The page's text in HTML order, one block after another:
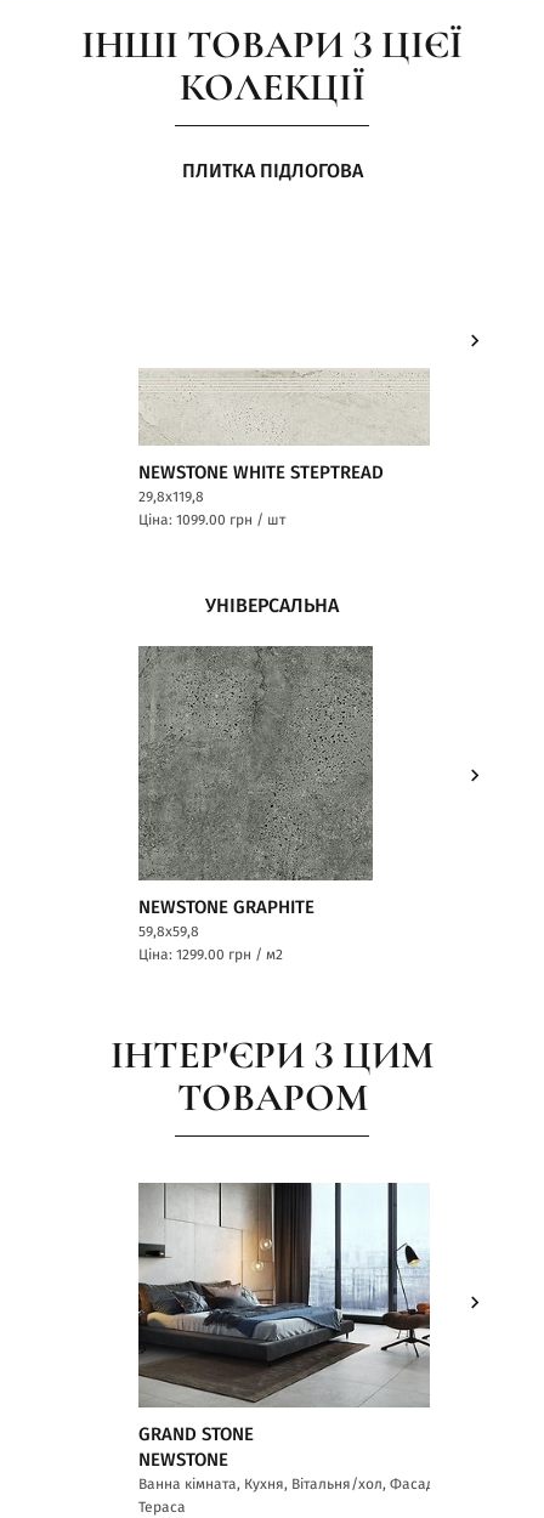
ІНШІ ТОВАРИ З ЦІЄЇ
КОЛЕКЦІЇ
ПЛИТКА ПІДЛОГОВА
NEWSTONE WHITE STEPTREAD
29,8x119,8
Ціна: 1099.00 грн / шт
УНІВЕРСАЛЬНА
NEWSTONE GRAPHITE
59,8x59,8
Ціна: 1299.00 грн / м2
ІНТЕР'ЄРИ З ЦИМ
ТОВАРОМ
GRAND STONE
NEWSTONE
Ванна кімната, Кухня, Вітальня/хол, Фасад,
Тераса